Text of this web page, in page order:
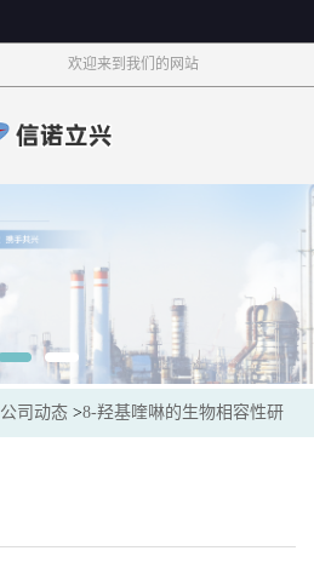
欢迎来到我们的网站
公司动态 >8-羟基喹啉的生物相容性研